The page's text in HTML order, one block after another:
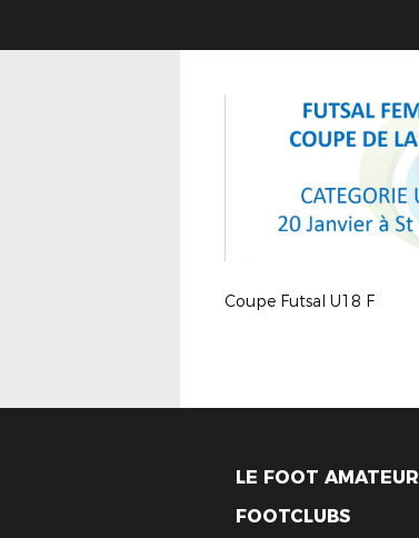
Coupe Futsal U18 F
LE FOOT AMATEUR
FOOTCLUBS